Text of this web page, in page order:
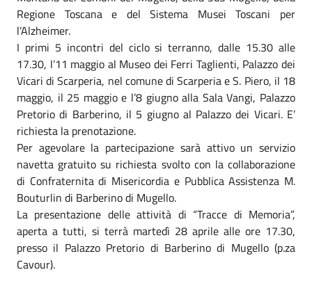
Regione Toscana e del Sistema Musei Toscani per
l’Alzheimer.
I primi 5 incontri del ciclo si terranno, dalle 15.30 alle
17.30, l’11 maggio al Museo dei Ferri Taglienti, Palazzo dei
Vicari di Scarperia, nel comune di Scarperia e S. Piero, il 18
maggio, il 25 maggio e l’8 giugno alla Sala Vangi, Palazzo
Pretorio di Barberino, il 5 giugno al Palazzo dei Vicari. E’
richiesta la prenotazione.
Per agevolare la partecipazione sarà attivo un servizio
navetta gratuito su richiesta svolto con la collaborazione
di Confraternita di Misericordia e Pubblica Assistenza M.
Bouturlin di Barberino di Mugello.
La presentazione delle attività di “Tracce di Memoria”,
aperta a tutti, si terrà martedì 28 aprile alle ore 17.30,
presso il Palazzo Pretorio di Barberino di Mugello (p.za
Cavour).